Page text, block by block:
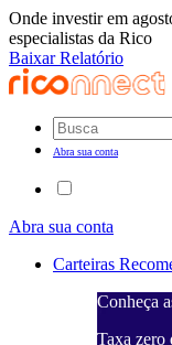
Onde investir em
especialistas da Rico
Baixar Relatório
Abra sua conta
Abra sua conta
Carteiras
Conheça
Taxa zero